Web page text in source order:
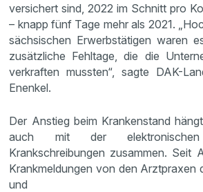
versichert sind, 2022 im Schnitt pro
– knapp fünf Tage mehr als 2021.
sächsischen Erwerbstätigen waren
zusätzliche Fehltage, die die
verkraften mussten“, sagte DAK-
Enenkel.
Der Anstieg beim Krankenstand
auch mit der
Krankschreibungen zusammen. Seit
Krankmeldungen von den Arztpraxen
und